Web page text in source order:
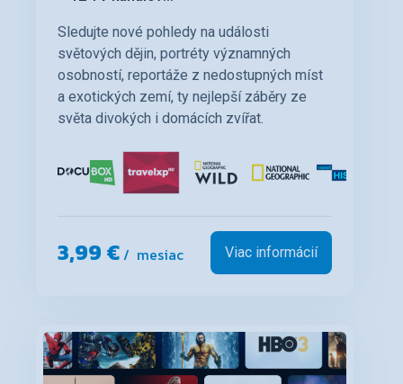
Sledujte nové pohledy na události
světových dějin, portréty významných
osobností, reportáže z nedostupných míst
a exotických zemí, ty nejlepší záběry ze
světa divokých i domácích zvířat.
3,99 €/ mesiac Viac informácií